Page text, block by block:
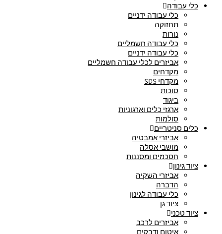
כלי עבודה
כלי עבודה ידניים
תחזוקה
נורות
כלי עבודה חשמליים
כלי עבודה ידניים
אביזרים לכלי עבודה חשמליים
מקדחים
מקדחי SDS
סוכות
ביגוד
ארגזי כלים וארגוניות
סולמות
כלים סניטריים
אביזרי אמבטיה
מושבי אסלה
חסכמים ומסננות
ציוד גינון
אביזרי השקיה
הדברה
כלי עבודה לגינון
ציוד גן
ציוד טכני
אביזרים לרכב
איטום ודבקים